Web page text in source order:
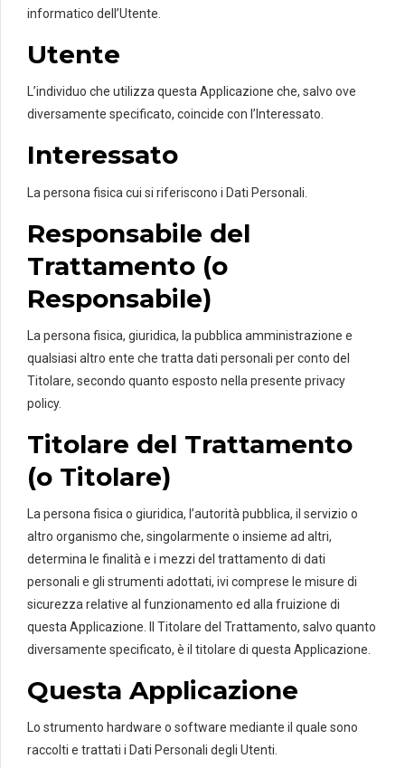
informatico dell’Utente.
Utente
L’individuo che utilizza questa Applicazione che, salvo ove
diversamente specificato, coincide con l’Interessato.
Interessato
La persona fisica cui si riferiscono i Dati Personali.
Responsabile del
Trattamento (o
Responsabile)
La persona fisica, giuridica, la pubblica amministrazione e
qualsiasi altro ente che tratta dati personali per conto del
Titolare, secondo quanto esposto nella presente privacy
policy.
Titolare del Trattamento
(o Titolare)
La persona fisica o giuridica, l’autorità pubblica, il servizio o
altro organismo che, singolarmente o insieme ad altri,
determina le finalità e i mezzi del trattamento di dati
personali e gli strumenti adottati, ivi comprese le misure di
sicurezza relative al funzionamento ed alla fruizione di
questa Applicazione. Il Titolare del Trattamento, salvo quanto
diversamente specificato, è il titolare di questa Applicazione.
Questa Applicazione
Lo strumento hardware o software mediante il quale sono
raccolti e trattati i Dati Personali degli Utenti.